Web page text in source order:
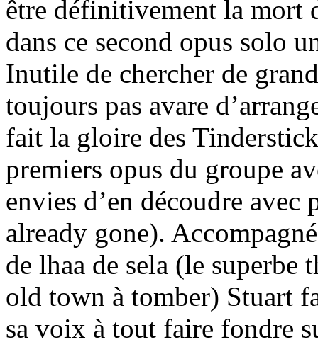
être définitivement la mort
dans ce second opus solo
Inutile de chercher de
toujours pas avare
fait la gloire des
premiers opus du groupe
envies d’en découdre
already gone).
de lhaa de sela (le
old town à tomber) Stuart
sa voix à tout faire fondre